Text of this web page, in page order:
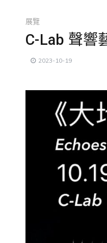
展覽
C-Lab 聲響
2023-10-19